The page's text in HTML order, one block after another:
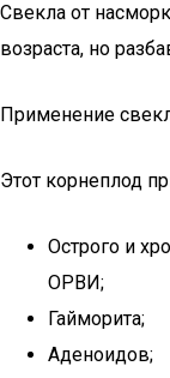
Свекла от
возраста, но
Применение
Этот корнеплод
Острого и
ОРВИ;
Гайморита;
Аденоидов;